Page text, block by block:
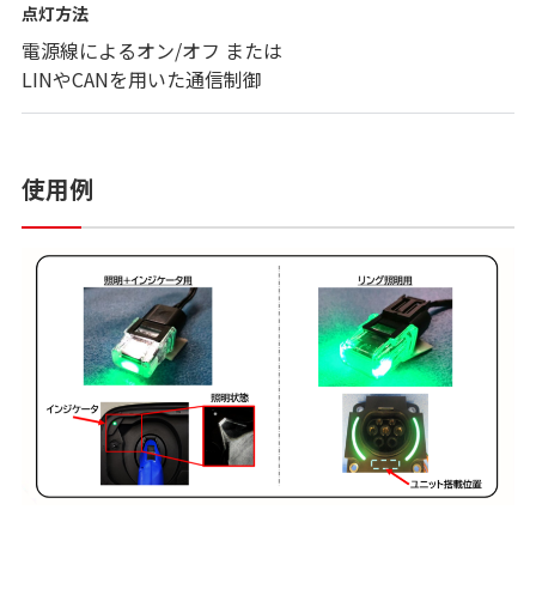
点灯方法
電源線によるオン/オフ または
LINやCANを用いた通信制御
使用例